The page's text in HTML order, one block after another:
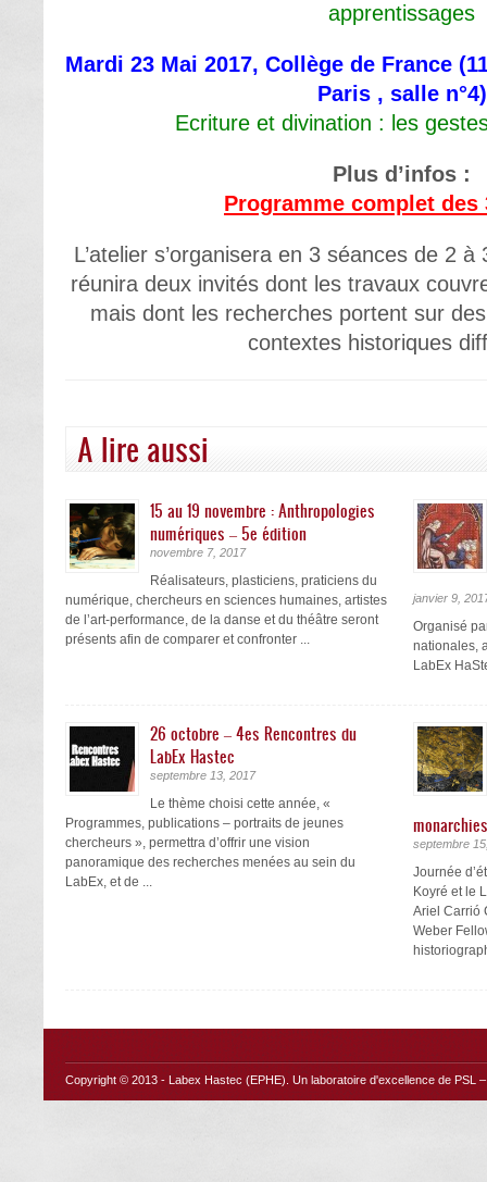
apprentissages
Mardi 23 Mai 2017, Collège de France
Paris , salle n°4)
Ecriture et divination : les
Plus d’infos :
Programme complet des
L’atelier s’organisera en 3 séances de 2
réunira deux invités dont les travaux
mais dont les recherches portent sur
contextes historiques
A lire aussi
15 au 19 novembre : Anthropologies
numériques – 5e édition
novembre 7, 2017
Réalisateurs, plasticiens, praticiens du
numérique, chercheurs en sciences humaines, artistes
de l’art-performance, de la danse et du théâtre seront
présents afin de comparer et confronter ...
janvier 9,
Organisé
nationales,
LabEx
26 octobre – 4es Rencontres du
LabEx Hastec
septembre 13, 2017
Le thème choisi cette année, «
Programmes, publications – portraits de jeunes
chercheurs », permettra d’offrir une vision
panoramique des recherches menées au sein du
LabEx, et de ...
septembre
Journée
Koyré et le
Ariel Carrió
Weber
Copyright © 2013 - Labex Hastec (EPHE) . Un laboratoire d'excellence de